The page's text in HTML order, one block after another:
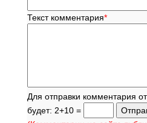
Текст комментария*
Для отправки комментария
будет: 2+10 =